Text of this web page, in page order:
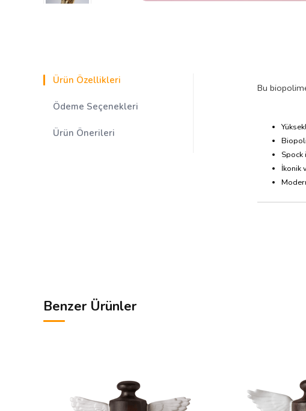
Ürün Özellikleri
Ödeme Seçenekleri
Ürün Önerileri
Bu
İkonik
Benzer Ürünler